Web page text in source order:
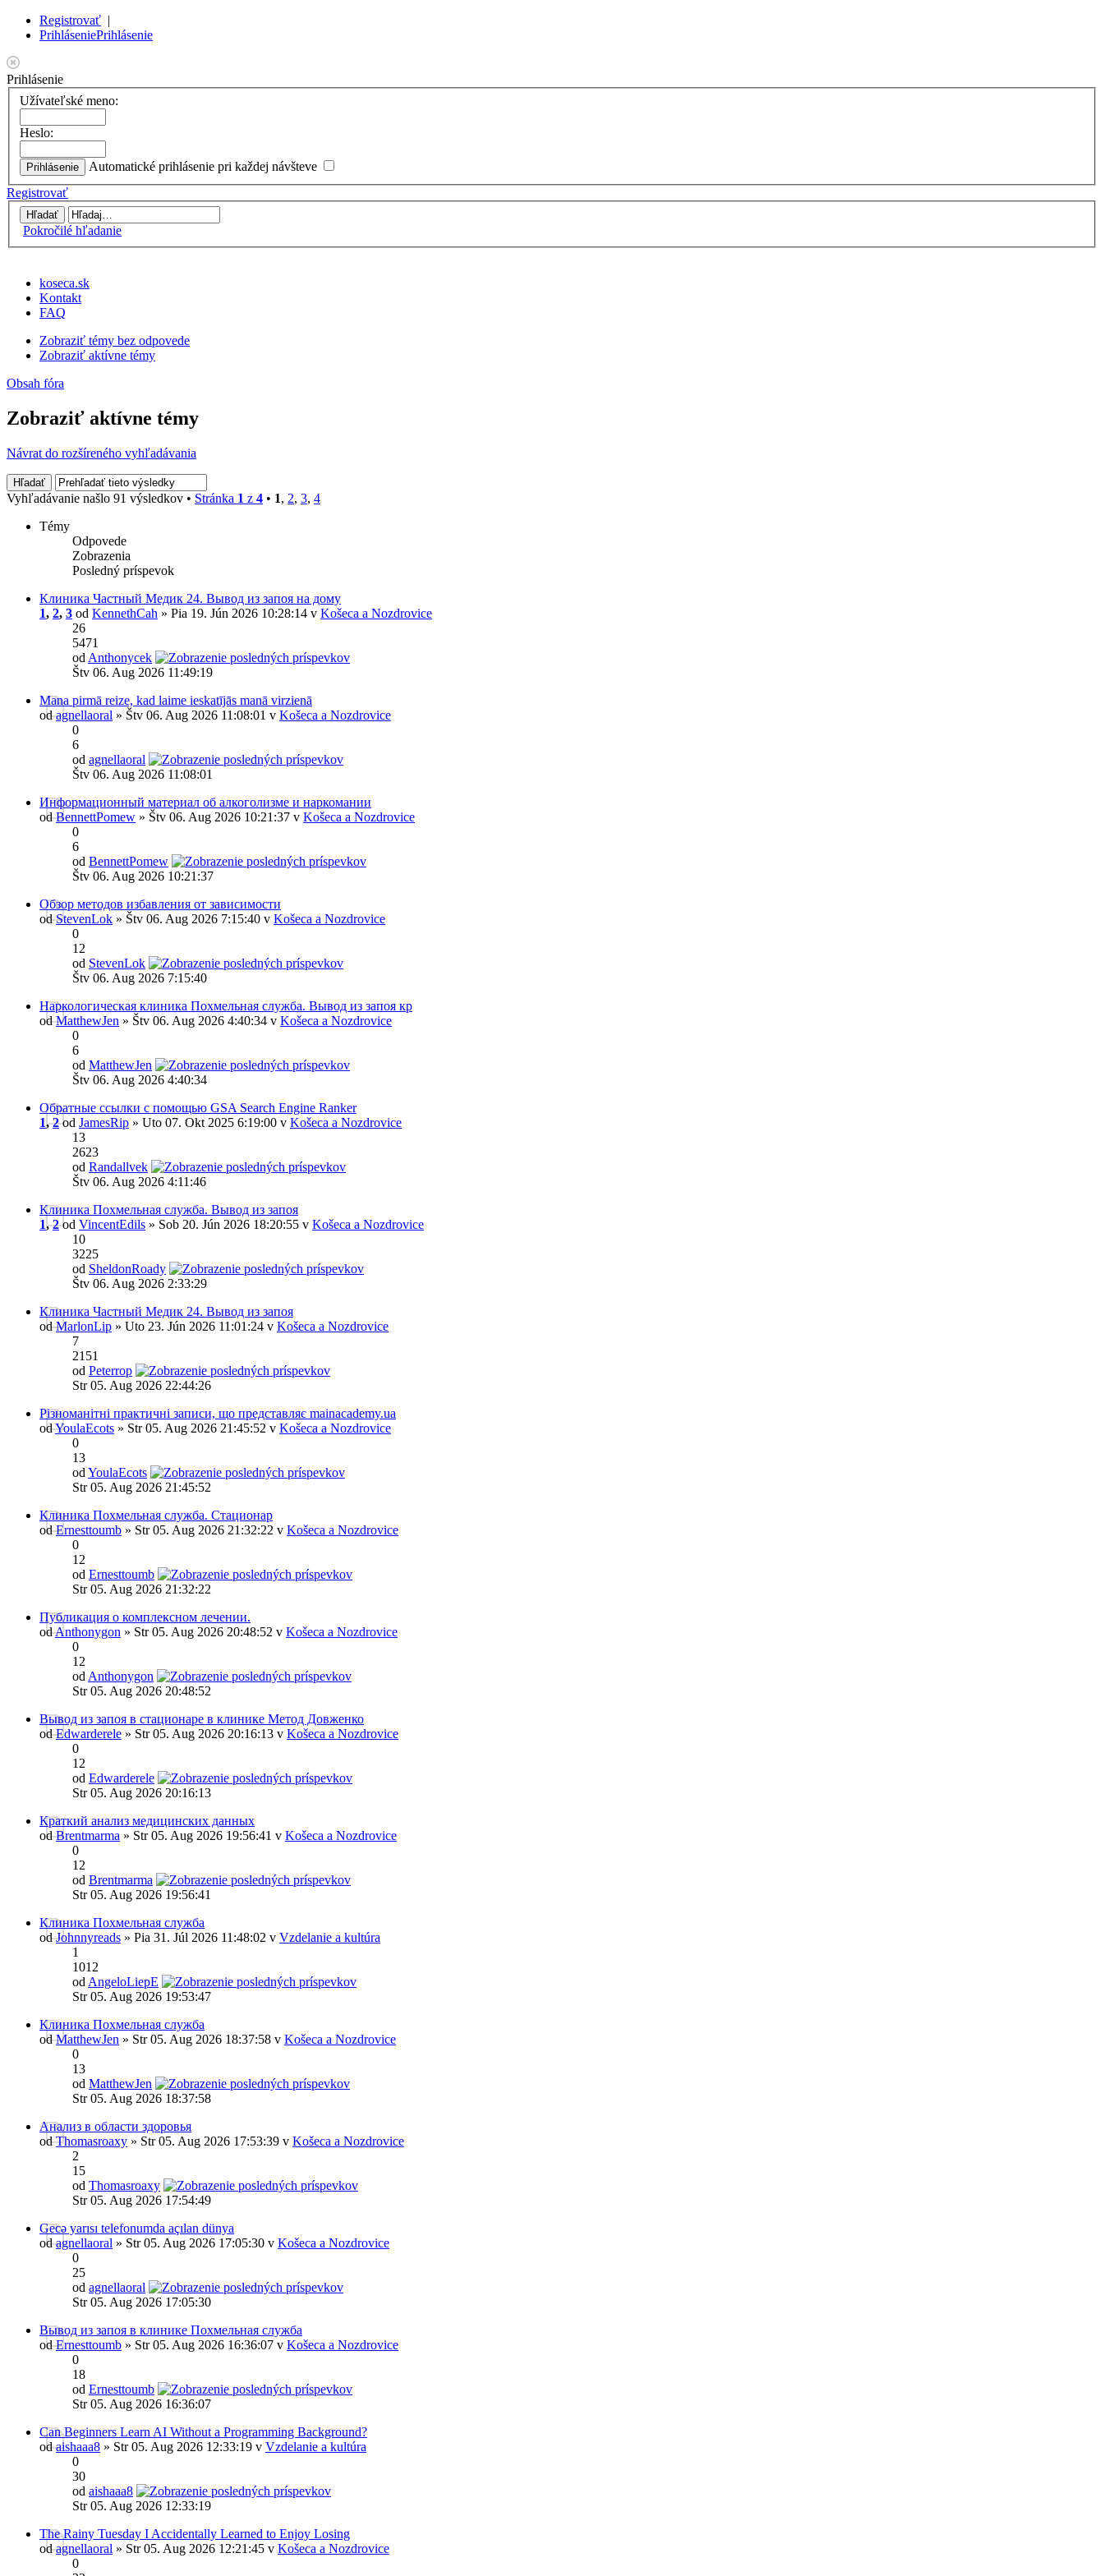
Registrovať |
PrihláseniePrihlásenie
Prihlásenie
Užívateľské meno:
Heslo:
Automatické prihlásenie pri každej návšteve
Registrovať
Pokročilé hľadanie
koseca.sk
Kontakt
FAQ
Zobraziť témy bez odpovede
Zobraziť aktívne témy
Obsah fóra
Zobraziť aktívne témy
Návrat do rozšíreného vyhľadávania
Vyhľadávanie našlo 91 výsledkov • Stránka 1 z 4 • 1, 2, 3, 4
Témy
Odpovede
Zobrazenia
Posledný príspevok
Клиника Частный Медик 24. Вывод из запоя на дому
1, 2, 3 od KennethCah » Pia 19. Jún 2026 10:28:14 v Košeca a Nozdrovice
26
5471
od Anthonycek
Štv 06. Aug 2026 11:49:19
Mana pirmā reize, kad laime ieskatījās manā virzienā
odagnellaoral » Štv 06. Aug 2026 11:08:01 v Košeca a Nozdrovice
0
6
od agnellaoral
Štv 06. Aug 2026 11:08:01
Информационный материал об алкоголизме и наркомании
odBennettPomew » Štv 06. Aug 2026 10:21:37 v Košeca a Nozdrovice
0
6
od BennettPomew
Štv 06. Aug 2026 10:21:37
Обзор методов избавления от зависимости
odStevenLok » Štv 06. Aug 2026 7:15:40 v Košeca a Nozdrovice
0
12
od StevenLok
Štv 06. Aug 2026 7:15:40
Наркологическая клиника Похмельная служба. Вывод из запоя кр
odMatthewJen » Štv 06. Aug 2026 4:40:34 v Košeca a Nozdrovice
0
6
od MatthewJen
Štv 06. Aug 2026 4:40:34
Обратные ссылки с помощью GSA Search Engine Ranker
1,2od JamesRip » Uto 07. Okt 2025 6:19:00 v Košeca a Nozdrovice
13
2623
od Randallvek
Štv 06. Aug 2026 4:11:46
Клиника Похмельная служба. Вывод из запоя
1,2od VincentEdils » Sob 20. Jún 2026 18:20:55 v Košeca a Nozdrovice
10
3225
od SheldonRoady
Štv 06. Aug 2026 2:33:29
Клиника Частный Медик 24. Вывод из запоя
odMarlonLip » Uto 23. Jún 2026 11:01:24 v Košeca a Nozdrovice
7
2151
od Peterrop
Str 05. Aug 2026 22:44:26
Різноманітні практичні записи, що представляє mainacademy.ua
odYoulaEcots » Str 05. Aug 2026 21:45:52 v Košeca a Nozdrovice
0
13
od YoulaEcots
Str 05. Aug 2026 21:45:52
Клиника Похмельная служба. Стационар
odErnesttoumb » Str 05. Aug 2026 21:32:22 v Košeca a Nozdrovice
0
12
od Ernesttoumb
Str 05. Aug 2026 21:32:22
Публикация о комплексном лечении.
odAnthonygon » Str 05. Aug 2026 20:48:52 v Košeca a Nozdrovice
0
12
od Anthonygon
Str 05. Aug 2026 20:48:52
Вывод из запоя в стационаре в клинике Метод Довженко
odEdwarderele » Str 05. Aug 2026 20:16:13 v Košeca a Nozdrovice
0
12
od Edwarderele
Str 05. Aug 2026 20:16:13
Краткий анализ медицинских данных
odBrentmarma » Str 05. Aug 2026 19:56:41 v Košeca a Nozdrovice
0
12
od Brentmarma
Str 05. Aug 2026 19:56:41
Клиника Похмельная служба
odJohnnyreads » Pia 31. Júl 2026 11:48:02 v Vzdelanie a kultúra
1
1012
od AngeloLiepE
Str 05. Aug 2026 19:53:47
Клиника Похмельная служба
odMatthewJen » Str 05. Aug 2026 18:37:58 v Košeca a Nozdrovice
0
13
od MatthewJen
Str 05. Aug 2026 18:37:58
Анализ в области здоровья
odThomasroaxy » Str 05. Aug 2026 17:53:39 v Košeca a Nozdrovice
2
15
od Thomasroaxy
Str 05. Aug 2026 17:54:49
Gecə yarısı telefonumda açılan dünya
odagnellaoral » Str 05. Aug 2026 17:05:30 v Košeca a Nozdrovice
0
25
od agnellaoral
Str 05. Aug 2026 17:05:30
Вывод из запоя в клинике Похмельная служба
odErnesttoumb » Str 05. Aug 2026 16:36:07 v Košeca a Nozdrovice
0
18
od Ernesttoumb
Str 05. Aug 2026 16:36:07
Can Beginners Learn AI Without a Programming Background?
odaishaaa8 » Str 05. Aug 2026 12:33:19 v Vzdelanie a kultúra
0
30
od aishaaa8
Str 05. Aug 2026 12:33:19
The Rainy Tuesday I Accidentally Learned to Enjoy Losing
odagnellaoral » Str 05. Aug 2026 12:21:45 v Košeca a Nozdrovice
0